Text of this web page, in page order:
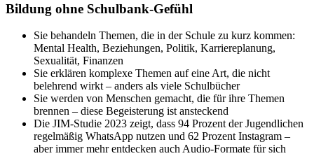
Bildung ohne Schulbank-Gefühl
Sie behandeln Themen, die in der Schule zu kurz kommen:
Mental Health, Beziehungen, Politik, Karriereplanung,
Sexualität, Finanzen
Sie erklären komplexe Themen auf eine Art, die nicht
belehrend wirkt – anders als viele Schulbücher
Sie werden von Menschen gemacht, die für ihre Themen
brennen – diese Begeisterung ist ansteckend
Die JIM-Studie 2023 zeigt, dass 94 Prozent der Jugendlichen
regelmäßig WhatsApp nutzen und 62 Prozent Instagram –
aber immer mehr entdecken auch Audio-Formate für sich